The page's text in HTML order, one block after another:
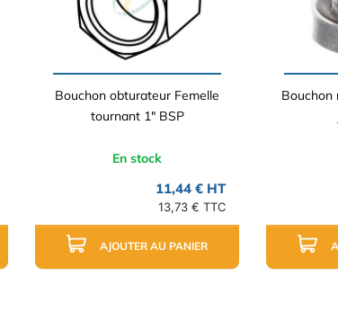
Bouchon obturateur Femelle
tournant 1" BSP
En stock
11,44 € HT
13,73 € TTC
AJOUTER AU PANIER
Bouchon